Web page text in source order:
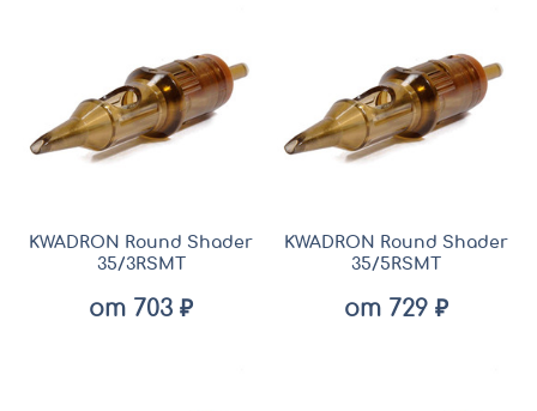
KWADRON Round Shader
35/3RSMT
от 703 ₽
KWADRON Round Shader
35/5RSMT
от 729 ₽